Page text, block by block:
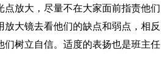
放大，尽量不在大家面前指责他们
大镜去看他们的缺点和弱点，相反
树立自信。适度的表扬也是班主任